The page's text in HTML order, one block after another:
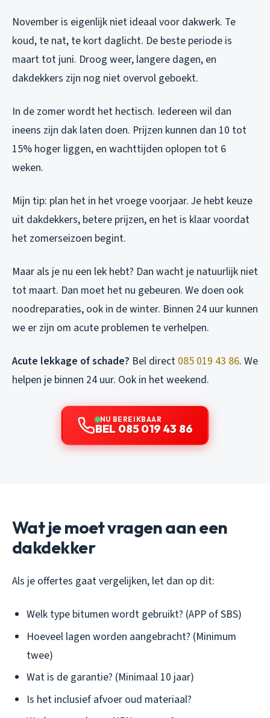
November is eigenlijk niet ideaal voor dakwerk. Te
koud, te nat, te kort daglicht. De beste periode is
maart tot juni. Droog weer, langere dagen, en
dakdekkers zijn nog niet overvol geboekt.
In de zomer wordt het hectisch. Iedereen wil dan
ineens zijn dak laten doen. Prijzen kunnen dan 10 tot
15% hoger liggen, en wachttijden oplopen tot 6
weken.
Mijn tip: plan het in het vroege voorjaar. Je hebt keuze
uit dakdekkers, betere prijzen, en het is klaar voordat
het zomerseizoen begint.
Maar als je nu een lek hebt? Dan wacht je natuurlijk niet
tot maart. Dan moet het nu gebeuren. We doen ook
noodreparaties, ook in de winter. Binnen 24 uur kunnen
we er zijn om acute problemen te verhelpen.
Acute lekkage of schade? Bel direct 085 019 43 86. We
helpen je binnen 24 uur. Ook in het weekend.
NU BEREIKBAAR
BEL 085 019 43 86
Wat je moet vragen aan een
dakdekker
Als je offertes gaat vergelijken, let dan op dit:
Welk type bitumen wordt gebruikt? (APP of SBS)
Hoeveel lagen worden aangebracht? (Minimum
twee)
Wat is de garantie? (Minimaal 10 jaar)
Is het inclusief afvoer oud materiaal?